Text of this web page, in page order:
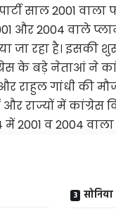
साल 2001
और 2004 वाले
रहा है। इसकी
के बड़े नेताआं ने
राहुल गांधी की
और राज्यों में
में 2001 व 2004